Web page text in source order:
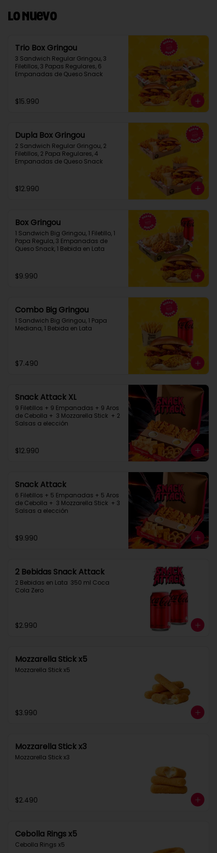
Lo Nuevo
Trio Box Gringou
3 Sandwich Regular Gringou, 3
Filetillos, 3 Papas Regulares, 6
Empanadas de Queso Snack
$15.990
Dupla Box Gringou
2 Sandwich Regular Gringou, 2
Filetillos, 2 Papa Regulares, 4
Empanadas de Queso Snack
$12.990
Box Gringou
1 Sandwich Big Gringou, 1 Filetillo, 1
Papa Regula, 3 Empanadas de
Queso Snack, 1 Bebida en Lata
$9.990
Combo Big Gringou
1 Sandwich Big Gringou, 1 Papa
Mediana, 1 Bebida en Lata
$7.490
Snack Attack XL
9 Filetillos + 9 Empanadas + 9 Aros
de Cebolla +  3 Mozzarella Stick  + 2
Salsas a elección
$12.990
Snack Attack
6 Filetillos + 5 Empanadas + 5 Aros
de Cebolla +  3 Mozzarella Stick  + 3
Salsas a elección
$9.990
2 Bebidas Snack Attack
2 Bebidas en Lata  350 ml Coca
Cola Zero
$2.990
Mozzarella Stick x5
Mozzarella Stick x5
$3.990
Mozzarella Stick x3
Mozzarella Stick x3
$2.490
Cebolla Rings x5
Cebolla Rings x5